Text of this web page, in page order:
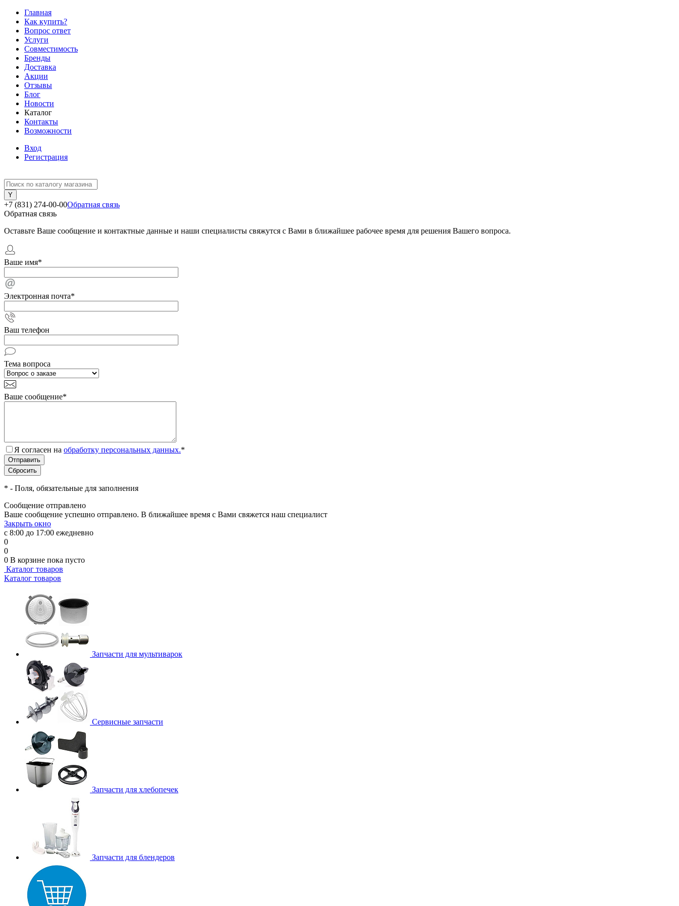
Главная
Как купить?
Вопрос ответ
Услуги
Совместимость
Бренды
Доставка
Акции
Отзывы
Блог
Новости
Каталог
Контакты
Возможности
Вход
Регистрация
+7 (831) 274-00-00Обратная связь
Обратная связь
Оставьте Ваше сообщение и контактные данные и наши специалисты свяжутся с Вами в ближайшее рабочее время для решения Вашего вопроса.
Ваше имя*
Электронная почта*
Ваш телефон
Тема вопроса
Ваше сообщение*
Я согласен на обработку персональных данных.*
* - Поля, обязательные для заполнения
Сообщение отправлено
Ваше сообщение успешно отправлено. В ближайшее время с Вами свяжется наш специалист
Закрыть окно
с 8:00 до 17:00 ежедневно
0
0
0 В корзине пока пусто
Каталог товаров
Каталог товаров
Запчасти для мультиварок
Сервисные запчасти
Запчасти для хлебопечек
Запчасти для блендеров